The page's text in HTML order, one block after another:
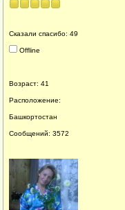
Сказали спасибо: 49
Offline
Возраст: 41
Расположение:
Башкортостан
Сообщений: 3572